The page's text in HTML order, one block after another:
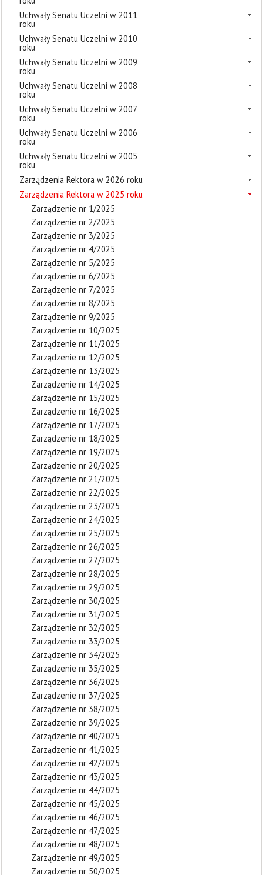
Uchwały Senatu Uczelni w 2011
roku
Uchwały Senatu Uczelni w 2010
roku
Uchwały Senatu Uczelni w 2009
roku
Uchwały Senatu Uczelni w 2008
roku
Uchwały Senatu Uczelni w 2007
roku
Uchwały Senatu Uczelni w 2006
roku
Uchwały Senatu Uczelni w 2005
roku
Zarządzenia Rektora w 2026 roku
Zarządzenia Rektora w 2025 roku
Zarządzenie nr 1/2025
Zarządzenie nr 2/2025
Zarządzenie nr 3/2025
Zarządzenie nr 4/2025
Zarządzenie nr 5/2025
Zarządzenie nr 6/2025
Zarządzenie nr 7/2025
Zarządzenie nr 8/2025
Zarządzenie nr 9/2025
Zarządzenie nr 10/2025
Zarządzenie nr 11/2025
Zarządzenie nr 12/2025
Zarządzenie nr 13/2025
Zarządzenie nr 14/2025
Zarządzenie nr 15/2025
Zarządzenie nr 16/2025
Zarządzenie nr 17/2025
Zarządzenie nr 18/2025
Zarządzenie nr 19/2025
Zarządzenie nr 20/2025
Zarządzenie nr 21/2025
Zarządzenie nr 22/2025
Zarządzenie nr 23/2025
Zarządzenie nr 24/2025
Zarządzenie nr 25/2025
Zarządzenie nr 26/2025
Zarządzenie nr 27/2025
Zarządzenie nr 28/2025
Zarządzenie nr 29/2025
Zarządzenie nr 30/2025
Zarządzenie nr 31/2025
Zarządzenie nr 32/2025
Zarządzenie nr 33/2025
Zarządzenie nr 34/2025
Zarządzenie nr 35/2025
Zarządzenie nr 36/2025
Zarządzenie nr 37/2025
Zarządzenie nr 38/2025
Zarządzenie nr 39/2025
Zarządzenie nr 40/2025
Zarządzenie nr 41/2025
Zarządzenie nr 42/2025
Zarządzenie nr 43/2025
Zarządzenie nr 44/2025
Zarządzenie nr 45/2025
Zarządzenie nr 46/2025
Zarządzenie nr 47/2025
Zarządzenie nr 48/2025
Zarządzenie nr 49/2025
Zarządzenie nr 50/2025